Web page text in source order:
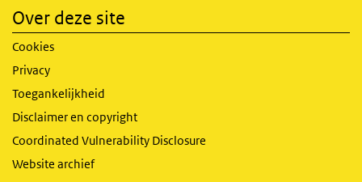
Over deze site
Cookies
Privacy
Toegankelijkheid
Disclaimer en copyright
Coordinated Vulnerability Disclosure
Website archief